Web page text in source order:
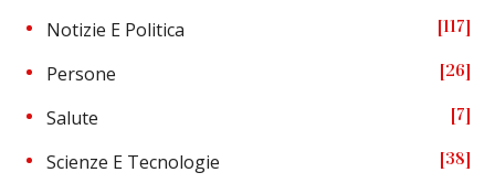
Notizie E Politica 117
Persone 26
Salute 7
Scienze E Tecnologie 38